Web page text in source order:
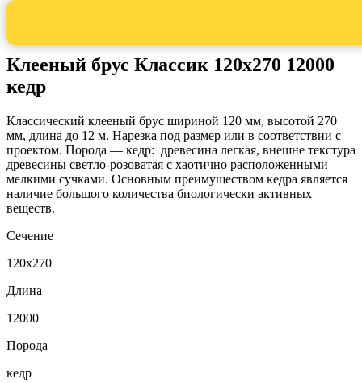
Клееный брус Классик 120x270 12000
кедр
Классический клееный брус шириной 120 мм, высотой 270
мм, длина до 12 м. Нарезка под размер или в соответствии с
проектом. Порода — кедр: древесина легкая, внешне текстура
древесины светло-розоватая с хаотично расположенными
мелкими сучками. Основным преимуществом кедра является
наличие большого количества биологически активных
веществ.
Сечение
120x270
Длина
12000
Порода
кедр